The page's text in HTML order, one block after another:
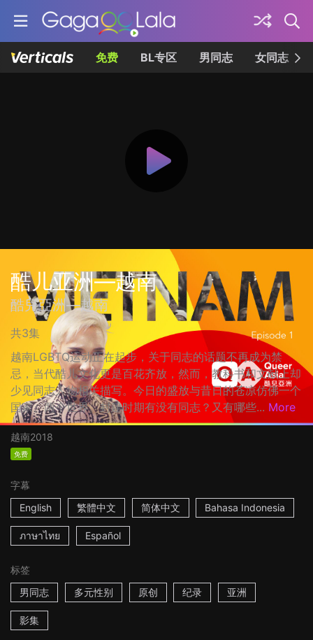
免费 BL专区 男同志 女同志
酷儿亚洲—越南
酷兒亞洲—越南
共3集
越南LGBTQ运动正在起步，关于同志的话题不再成为禁
忌，当代酷儿文化更是百花齐放，然而，教科书和文献上却
少见同志人物相关描写。今日的盛放与昔日的苍凉仿佛一个
国家、两个世界。封建时期有没有同志？又有哪些... More
越南2018
免费
字幕
English
繁體中文 简体中文 Bahasa Indonesia
ภาษาไทย Español
标签
男同志
多元性别 原创 纪录 亚洲
影集